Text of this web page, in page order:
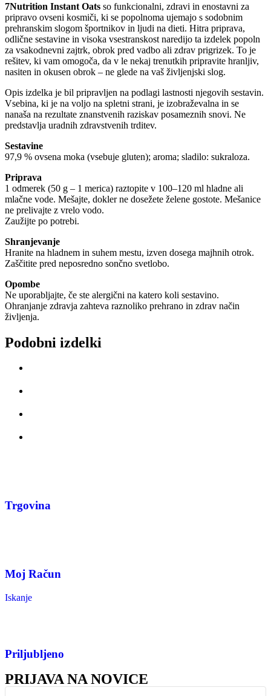
7Nutrition Instant Oats so funkcionalni, zdravi in ​​enostavni za
pripravo ovseni kosmiči, ki se popolnoma ujemajo s sodobnim
prehranskim slogom športnikov in ljudi na dieti. Hitra priprava,
odlične sestavine in visoka vsestranskost naredijo ta izdelek popoln
za vsakodnevni zajtrk, obrok pred vadbo ali zdrav prigrizek. To je
rešitev, ki vam omogoča, da v le nekaj trenutkih pripravite hranljiv,
nasiten in okusen obrok – ne glede na vaš življenjski slog.
Opis izdelka je bil pripravljen na podlagi lastnosti njegovih sestavin.
Vsebina, ki je na voljo na spletni strani, je izobraževalna in se
nanaša na rezultate znanstvenih raziskav posameznih snovi. Ne
predstavlja uradnih zdravstvenih trditev.
Sestavine
97,9 % ovsena moka (vsebuje gluten); aroma; sladilo: sukraloza.
Priprava
1 odmerek (50 g – 1 merica) raztopite v 100–120 ml hladne ali
mlačne vode. Mešajte, dokler ne dosežete želene gostote. Mešanice
ne prelivajte z vrelo vodo.
Zaužijte po potrebi.
Shranjevanje
Hranite na hladnem in suhem mestu, izven dosega majhnih otrok.
Zaščitite pred neposredno sončno svetlobo.
Opombe
Ne uporabljajte, če ste alergični na katero koli sestavino.
Ohranjanje zdravja zahteva raznoliko prehrano in zdrav način
življenja.
Podobni izdelki
Trgovina
Moj Račun
Iskanje
Priljubljeno
PRIJAVA NA NOVICE